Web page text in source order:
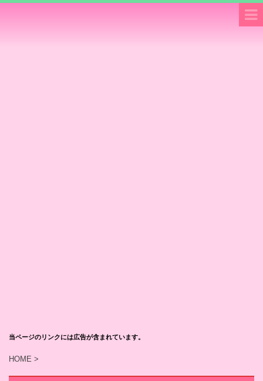
当ページのリンクには広告が含まれています。
HOME >